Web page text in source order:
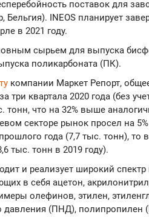
поставок для
Бельгия). INEOS планирует
в 2021 году.
сырьем для выпуска
поликарбоната (ПК).
компании Маркет Репорт,
три квартала 2020 года (без
тонн, что на 32% выше
секторе рынок просел на
года (7,7 тыс. тонн), то
тыс. тонн в 2019 году).
и реализует широкий
в себя ацетон,
олефинов, этилен,
давления (ПНД), полипропилен